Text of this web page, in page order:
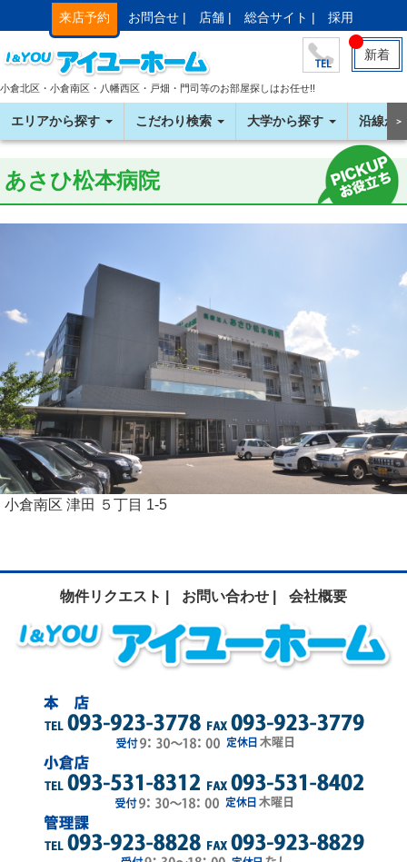
来店予約 お問合せ | 店舗 | 総合サイト | 採用
新着
小倉北区・小倉南区・八幡西区・戸畑・門司等のお部屋探しはお任せ!!
エリアから探す こだわり検索 大学から探す 沿線か＞
あさひ松本病院
小倉南区 津田 ５丁目 1-5
物件リクエスト | お問い合わせ | 会社概要